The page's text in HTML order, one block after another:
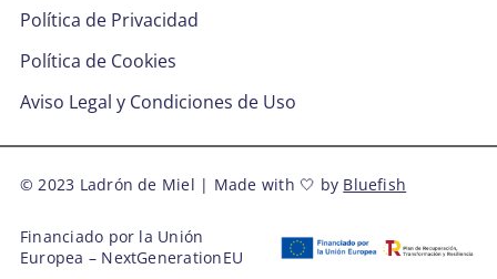
Política de Privacidad
Política de Cookies
Aviso Legal y Condiciones de Uso
© 2023 Ladrón de Miel | Made with 🤍 by Bluefish
Financiado por la Unión
Europea – NextGenerationEU